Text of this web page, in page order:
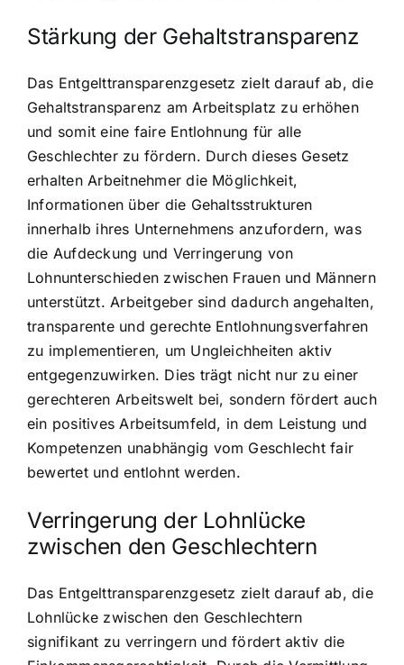
Stärkung der Gehaltstransparenz
Das Entgelttransparenzgesetz zielt darauf ab, die
Gehaltstransparenz am Arbeitsplatz zu erhöhen
und somit eine faire Entlohnung für alle
Geschlechter zu fördern. Durch dieses Gesetz
erhalten Arbeitnehmer die Möglichkeit,
Informationen über die Gehaltsstrukturen
innerhalb ihres Unternehmens anzufordern, was
die Aufdeckung und Verringerung von
Lohnunterschieden zwischen Frauen und Männern
unterstützt. Arbeitgeber sind dadurch angehalten,
transparente und gerechte Entlohnungsverfahren
zu implementieren, um Ungleichheiten aktiv
entgegenzuwirken. Dies trägt nicht nur zu einer
gerechteren Arbeitswelt bei, sondern fördert auch
ein positives Arbeitsumfeld, in dem Leistung und
Kompetenzen unabhängig vom Geschlecht fair
bewertet und entlohnt werden.
Verringerung der Lohnlücke
zwischen den Geschlechtern
Das Entgelttransparenzgesetz zielt darauf ab, die
Lohnlücke zwischen den Geschlechtern
signifikant zu verringern und fördert aktiv die